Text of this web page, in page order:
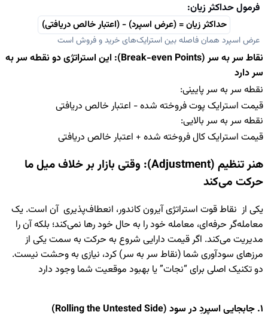
فرمول حداکثر زیان:
حداکثر زیان = (عرض اسپرد) − (اعتبار خالص دریافتی)
عرض اسپرد همان فاصله بین استرایک‌های خرید و فروش است
نقاط سر به سر (Break-even Points): این استراتژی دو نقطه سر به
دارد
سر به سر پایینی:
استرایک پوت فروخته شده − اعتبار خالص دریافتی
سر به سر بالایی:
استرایک کال فروخته شده + اعتبار خالص دریافتی
هنر تنظیم (Adjustment): وقتی بازار بر خلاف میل ما
می‌کند
از نقاط قوت استراتژی آیرون کاندور، انعطاف‌پذیری آن است. یک
حرفه‌ای، معامله خود را به حال خود رها نمی‌کند؛ بلکه آن را
می‌کند. اگر قیمت دارایی شروع به حرکت به سمت یکی از
سودآوری شما (نقاط سر به سر) کرد، نیازی به وحشت نیست.
تکنیک اصلی برای “نجات” یا بهبود موقعیت شما وجود دارد